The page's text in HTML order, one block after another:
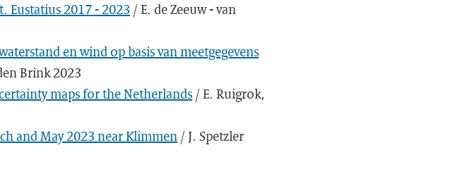
Eustatius 2017 - 2023 / E. de Zeeuw - van
en wind op basis van meetgegevens
Brink 2023
maps for the Netherlands / E. Ruigrok,
and May 2023 near Klimmen / J. Spetzler